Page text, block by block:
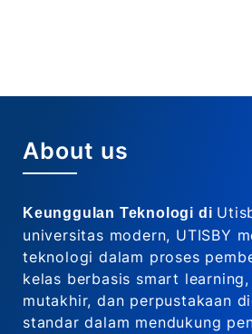
About us
Keunggulan Teknologi di
universitas modern, UTISBY
teknologi dalam proses
kelas berbasis smart
mutakhir, dan perpustakaan
standar dalam mendukung